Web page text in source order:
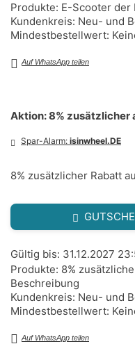
Produkte: E-Scooter der
Kundenkreis: Neu- und
Mindestbestellwert:
Auf WhatsApp teilen
Aktion: 8% zusätzlicher
Spar-Alarm: isinwheel.DE
8% zusätzlicher Rabatt
Gültig bis: 31.12.2027
Produkte: 8%
Beschreibung
Kundenkreis: Neu- und
Mindestbestellwert:
Auf WhatsApp teilen